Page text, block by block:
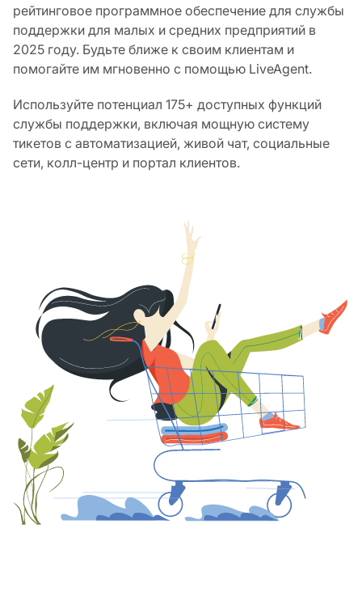
рейтинговое программное обеспечение для службы
поддержки для малых и средних предприятий в
2025 году. Будьте ближе к своим клиентам и
помогайте им мгновенно с помощью LiveAgent.
Используйте потенциал 175+ доступных функций
службы поддержки, включая мощную систему
тикетов с автоматизацией, живой чат, социальные
сети, колл-центр и портал клиентов.